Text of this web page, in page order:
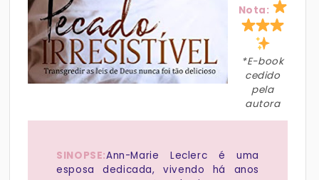
Nota:
*E-book
cedido
pela
autora
SINOPSE:Ann-Marie Leclerc é uma
esposa dedicada, vivendo há anos